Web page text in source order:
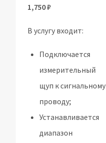
1,750₽
В услугу входит:
Подключается
измерительный
щуп к сигнальному
проводу;
Устанавливается
диапазон